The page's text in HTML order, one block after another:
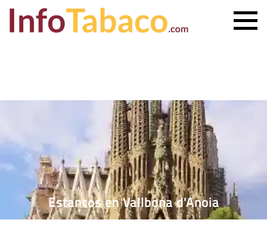
ESTANCO MÁS CERCANO
Estancos en Vallbona d'Anoia